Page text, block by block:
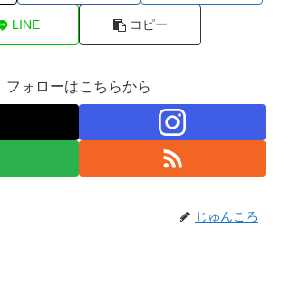
LINE コピー
フォローはこちらから
じゅんころ